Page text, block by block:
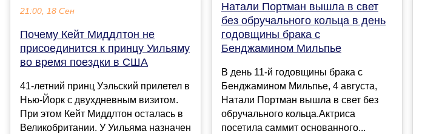
21:00, 18 Сен
Почему Кейт Миддлтон не
присоединится к принцу Уильяму
во время поездки в США
41-летний принц Уэльский прилетел в
Нью-Йорк с двухдневным визитом.
При этом Кейт Миддлтон осталась в
Великобритании. У Уильяма назначен
Натали Портман вышла в свет
без обручального кольца в день
годовщины брака с
Бенджамином Мильпье
В день 11-й годовщины брака с
Бенджамином Мильпье, 4 августа,
Натали Портман вышла в свет без
обручального кольца.Актриса
посетила саммит основанного...